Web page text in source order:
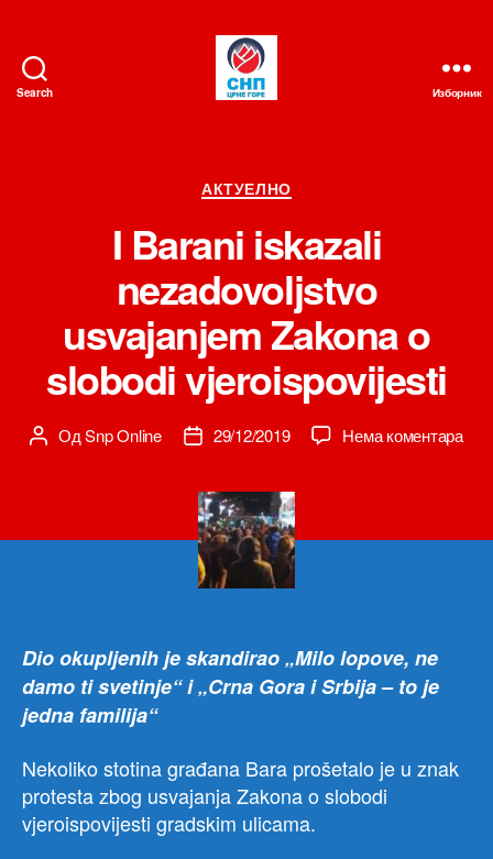
Search Изборник
Категорије
АКТУЕЛНО
I Barani iskazali
nezadovoljstvo
usvajanjem Zakona o
slobodi vjeroispovijesti
Аутор
ОдSnp Online
Датум29/12/2019 Нема коментарана
Dio okupljenih je skandirao „Milo lopove, ne
damo ti svetinje“ i „Crna Gora i Srbija – to je
jedna familija“
Nekoliko stotina građana Bara prošetalo je u znak
protesta zbog usvajanja Zakona o slobodi
vjeroispovijesti gradskim ulicama.